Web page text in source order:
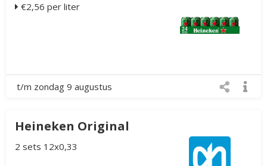
€2,56 per liter
t/m zondag 9 augustus
Heineken Original
2 sets 12x0,33